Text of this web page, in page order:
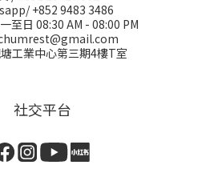
+852 9483 3486
至日 08:30 AM - 08:00 PM
工業中心第三期4樓T室
社交平台